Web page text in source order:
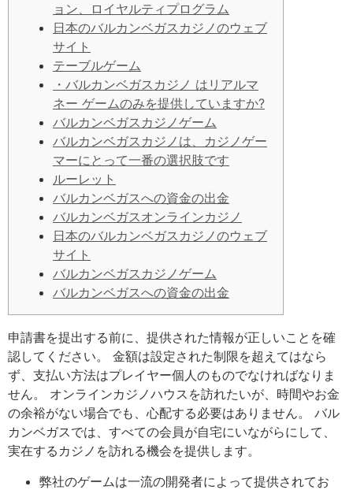
ョン、ロイヤルティプログラム
日本のバルカンベガスカジノのウェブ
サイト
テーブルゲーム
・バルカンベガスカジノ はリアルマ
ネー ゲームのみを提供していますか?
バルカンベガスカジノゲーム
バルカンベガスカジノは、カジノゲー
マーにとって一番の選択肢です
ルーレット
バルカンベガスへの資金の出金
バルカンベガスオンラインカジノ
日本のバルカンベガスカジノのウェブ
サイト
バルカンベガスカジノゲーム
バルカンベガスへの資金の出金
申請書を提出する前に、提供された情報が正しいことを確
認してください。 金額は設定された制限を超えてはなら
ず、支払い方法はプレイヤー個人のものでなければなりま
せん。 オンラインカジノハウスを訪れたいが、時間やお金
の余裕がない場合でも、心配する必要はありません。 バル
カンベガスでは、すべての会員が自宅にいながらにして、
実在するカジノを訪れる機会を提供します。
弊社のゲームは一流の開発者によって提供されてお